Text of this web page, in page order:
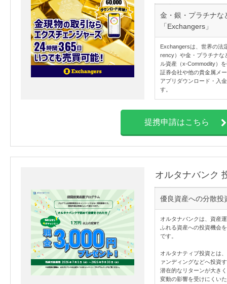
金・銀・プラチナな
「Exchangers」
Exchangersは、世界の法
rency）や金・プラチナな
ル資産（x-Commodity）
証券会社や他の貴金属メ
アプリダウンロード・入
す。
提携申請はこちら
オルタナバンク
優良資産への分散投
オルタナバンクは、資産
ふれる資産への投資機会
です。
オルタナティブ投資とは
ァンディングなどへ投資
潜在的なリターンが大き
変動の影響を受けにくい